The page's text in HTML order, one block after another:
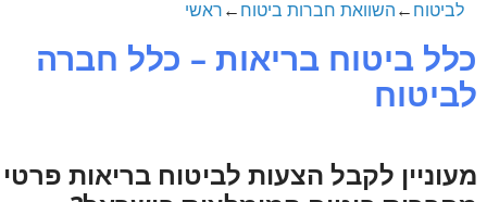
לביטוח←השוואת חברות ביטוח←ראשי
כלל ביטוח בריאות – כלל חברה
לביטוח
מעוניין לקבל הצעות לביטוח בריאות פרטי